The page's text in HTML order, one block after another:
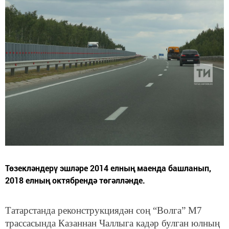
Төзекләндерү эшләре 2014 елның маенда башланып,
2018 елның октябрендә төгәлләнде.
Татарстанда реконструкциядән соң “Волга” М7
трассасында Казаннан Чаллыга кадәр булган юлның